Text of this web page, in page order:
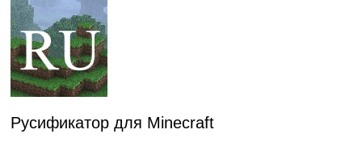
Русификатор для Minecraft